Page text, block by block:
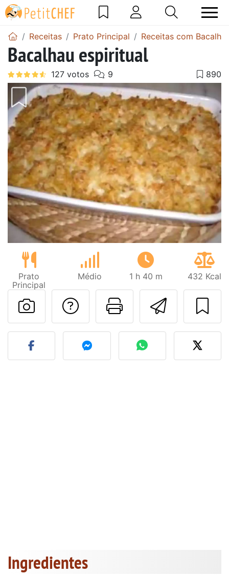
Receitas Prato Principal Receitas com
Bacalhau espiritual
Prato
Principal
Médio 1 h 40 m 432 Kcal
Imprima
Falar com o autor
Fez esta receita?
Ingredientes